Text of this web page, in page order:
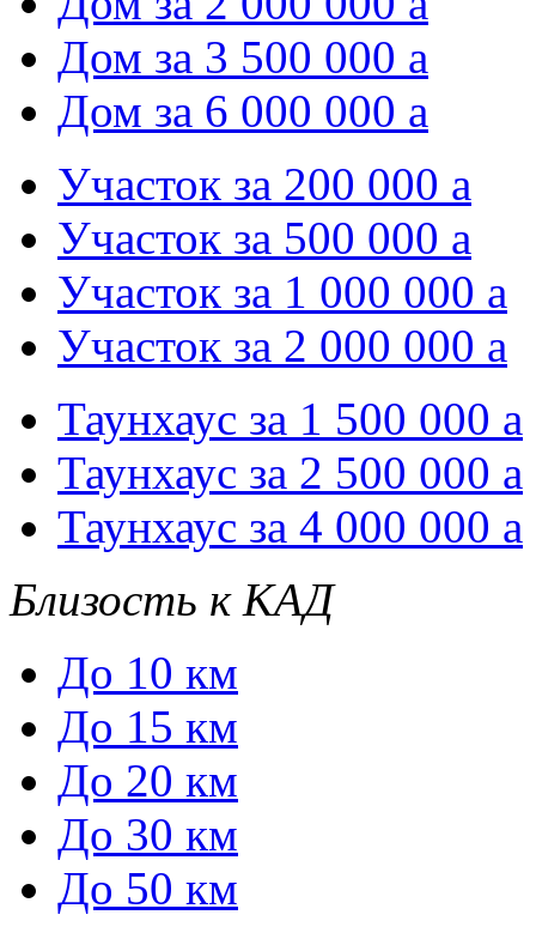
Дом за 3 500 000 a
Дом за 6 000 000 a
Участок за 200 000 a
Участок за 500 000 a
Участок за 1 000 000 a
Участок за 2 000 000 a
Таунхаус за 1 500 000 a
Таунхаус за 2 500 000 a
Таунхаус за 4 000 000 a
Близость к КАД
До 10 км
До 15 км
До 20 км
До 30 км
До 50 км